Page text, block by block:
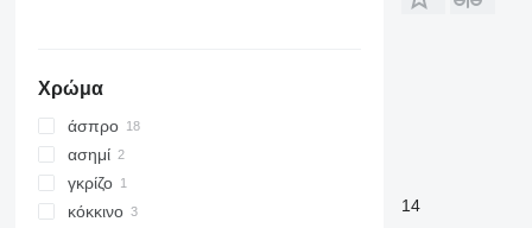
Χρώμα
άσπρο
ασημί
γκρίζο
κόκκινο
14